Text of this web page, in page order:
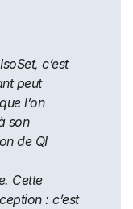
c’est
peut
l’on
son
de QI
Cette
: c’est